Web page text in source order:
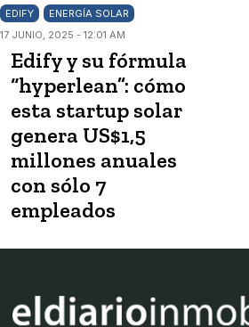
EDIFY
ENERGÍA SOLAR
17 JUNIO, 2025 - 12:01 AM
Edify y su fórmula
“hyperlean”: cómo
esta startup solar
genera US$1,5
millones anuales
con sólo 7
empleados